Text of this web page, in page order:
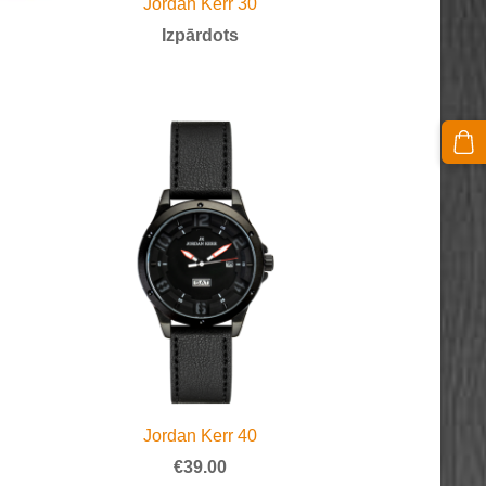
Jordan Kerr 30
Izpārdots
Jordan Kerr 40
€39.00